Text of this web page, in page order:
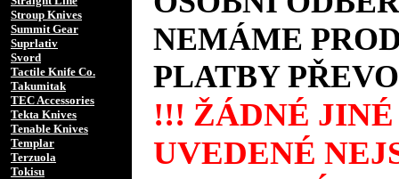
Stroup Knives
Summit Gear
Suprlativ
Svord
Tactile Knife Co.
Takumitak
TEC Accessories
Tekta Knives
Tenable Knives
Templar
Terzuola
Tokisu
NEMÁME
PLATBY
!!! ŽÁDNÉ JINÉ
UVEDENÉ